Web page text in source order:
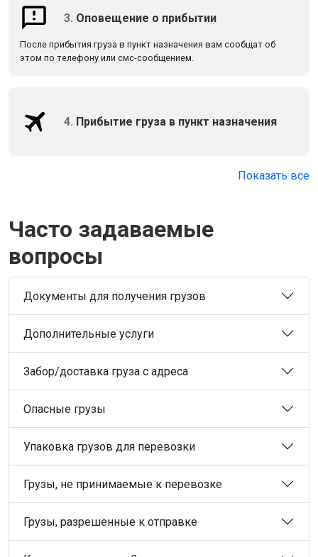
3. Оповещение о прибытии
После прибытия груза в пункт назначения вам сообщат об
этом по телефону или смс-сообщением.
4. Прибытие груза в пункт назначения
Показать все
Часто задаваемые
вопросы
Документы для получения грузов
Дополнительные услуги
Забор/доставка груза с адреса
Опасные грузы
Упаковка грузов для перевозки
Грузы, не принимаемые к перевозке
Грузы, разрешенные к отправке